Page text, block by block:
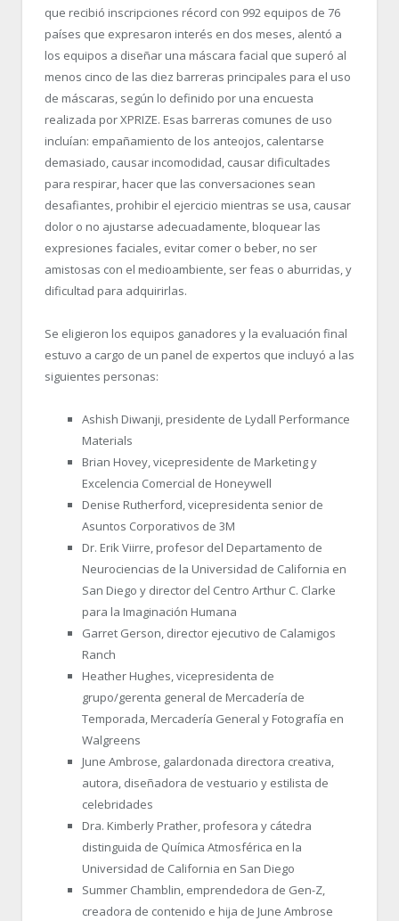
que recibió inscripciones récord con 992 equipos de 76
países que expresaron interés en dos meses, alentó a
los equipos a diseñar una máscara facial que superó al
menos cinco de las diez barreras principales para el uso
de máscaras, según lo definido por una encuesta
realizada por XPRIZE. Esas barreras comunes de uso
incluían: empañamiento de los anteojos, calentarse
demasiado, causar incomodidad, causar dificultades
para respirar, hacer que las conversaciones sean
desafiantes, prohibir el ejercicio mientras se usa, causar
dolor o no ajustarse adecuadamente, bloquear las
expresiones faciales, evitar comer o beber, no ser
amistosas con el medioambiente, ser feas o aburridas, y
dificultad para adquirirlas.
Se eligieron los equipos ganadores y la evaluación final
estuvo a cargo de un panel de expertos que incluyó a las
siguientes personas:
Ashish Diwanji, presidente de Lydall Performance
Materials
Brian Hovey, vicepresidente de Marketing y
Excelencia Comercial de Honeywell
Denise Rutherford, vicepresidenta senior de
Asuntos Corporativos de 3M
Dr. Erik Viirre, profesor del Departamento de
Neurociencias de la Universidad de California en
San Diego y director del Centro Arthur C. Clarke
para la Imaginación Humana
Garret Gerson, director ejecutivo de Calamigos
Ranch
Heather Hughes, vicepresidenta de
grupo/gerenta general de Mercadería de
Temporada, Mercadería General y Fotografía en
Walgreens
June Ambrose, galardonada directora creativa,
autora, diseñadora de vestuario y estilista de
celebridades
Dra. Kimberly Prather, profesora y cátedra
distinguida de Química Atmosférica en la
Universidad de California en San Diego
Summer Chamblin, emprendedora de Gen-Z,
creadora de contenido e hija de June Ambrose